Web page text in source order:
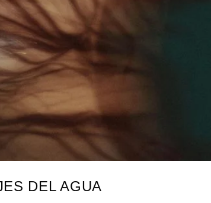
DEL AGUA